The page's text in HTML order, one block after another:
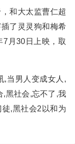
和大太监曹仁超
了灵灵狗和梅希
7月30日上映，取
,当男人变成女人,
,黑社会,忘不了,我
,黑社会2以和为